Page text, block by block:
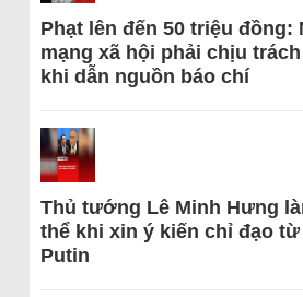
Phạt lên đến 50 triệu đồng:
mạng xã hội phải chịu
khi dẫn nguồn báo chí
Thủ tướng Lê Minh Hưng
thể khi xin ý kiến chỉ đạo
Putin